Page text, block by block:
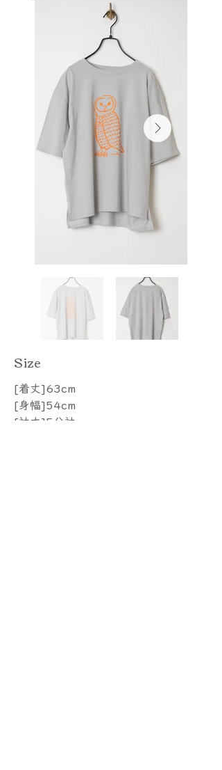
​Size
[着丈]63cm
[身幅]54cm
[袖丈]5分袖